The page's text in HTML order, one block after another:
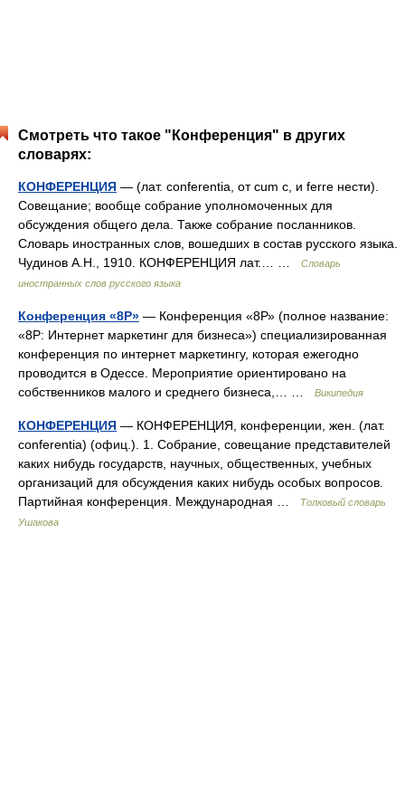
Смотреть что такое "Конференция" в других
словарях:
КОНФЕРЕНЦИЯ — (лат. conferentia, от cum с, и ferre нести).
Совещание; вообще собрание уполномоченных для
обсуждения общего дела. Также собрание посланников.
Словарь иностранных слов, вошедших в состав русского языка.
Чудинов А.Н., 1910. КОНФЕРЕНЦИЯ лат.… …
Словарь
иностранных слов русского языка
Конференция «8Р» — Конференция «8Р» (полное название:
«8Р: Интернет маркетинг для бизнеса») специализированная
конференция по интернет маркетингу, которая ежегодно
проводится в Одессе. Мероприятие ориентировано на
собственников малого и среднего бизнеса,… …
Википедия
КОНФЕРЕНЦИЯ — КОНФЕРЕНЦИЯ, конференции, жен. (лат.
conferentia) (офиц.). 1. Собрание, совещание представителей
каких нибудь государств, научных, общественных, учебных
организаций для обсуждения каких нибудь особых вопросов.
Партийная конференция. Международная …
Толковый словарь
Ушакова